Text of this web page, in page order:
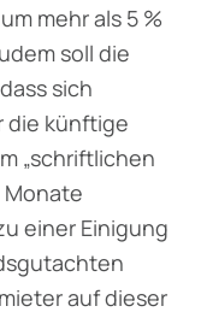
mehr als 5 %
soll die
sich
die künftige
„schriftlichen
Monate
einer Einigung
auf dieser